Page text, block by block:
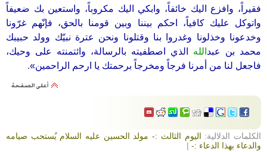
فقيراً، وافزع اليك خائفاً، وابكي اليك مكروباً، واستعين بك ضعيفاً
واتوكل عليك كافياً، احكم بيننا وبين قومنا بالحق، فإنّهم غرّونا
وخدعونا وخذلونا وغدروا بنا وقتلونا ونحن عترة نبيّك وولد حبيبك
محمد بن عبد الله الذي اصطفيته بالرسالة، وائتمنته على وحيك،
فاجعل لنا من أمرنا فرجاً ومخرجاً برحمتك يا ارحم الراحمين».
الكلمات الدلالية: اليوم الثالث :- مولد الحسين عليه السلام يُستحب صيامه
والدعاء بهذا الدعاء :- |